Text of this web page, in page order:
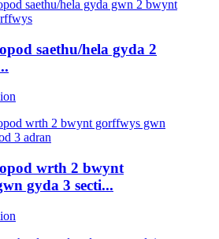
saethu/hela gyda 2
wrth 2 bwynt
gyda 3 secti...